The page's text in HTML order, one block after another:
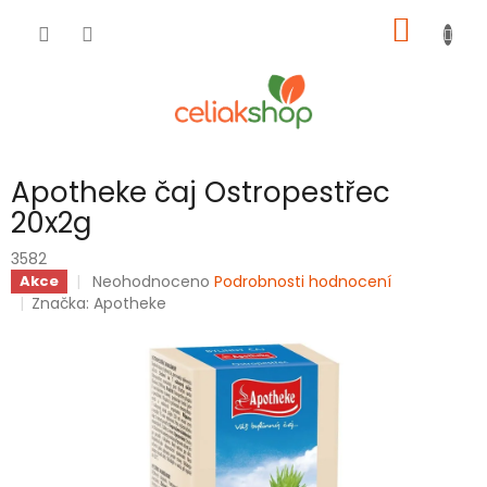
KOŠÍK
Apotheke čaj Ostropestřec
20x2g
3582
Akce
Průměrné
hodnocení
hvězdiček.
Neohodnoceno Podrobnosti hodnocení
Značka:Apotheke